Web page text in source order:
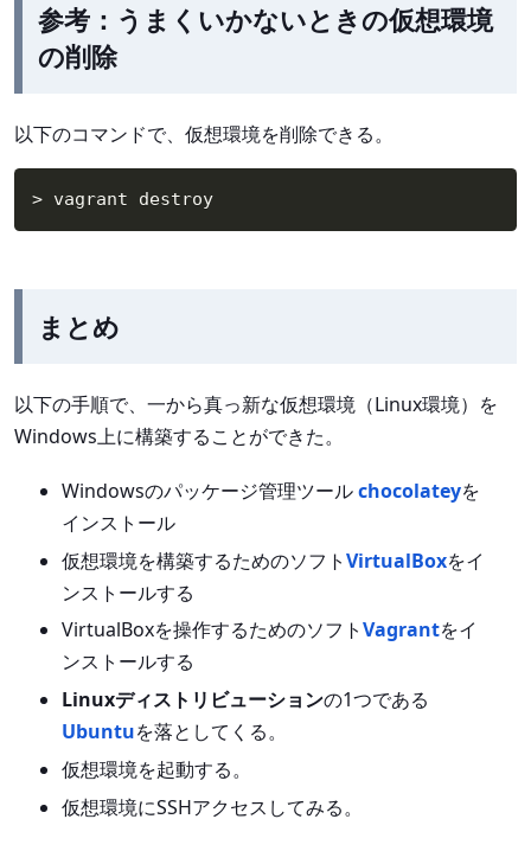
参考：うまくいかないときの仮想環境
の削除
以下のコマンドで、仮想環境を削除できる。
> vagrant destroy
まとめ
以下の手順で、一から真っ新な仮想環境（Linux環境）を
Windows上に構築することができた。
Windowsのパッケージ管理ツールchocolateyを
インストール
仮想環境を構築するためのソフトVirtualBoxをイ
ンストールする
VirtualBoxを操作するためのソフトVagrantをイ
ンストールする
Linuxディストリビューションの1つである
Ubuntuを落としてくる。
仮想環境を起動する。
仮想環境にSSHアクセスしてみる。